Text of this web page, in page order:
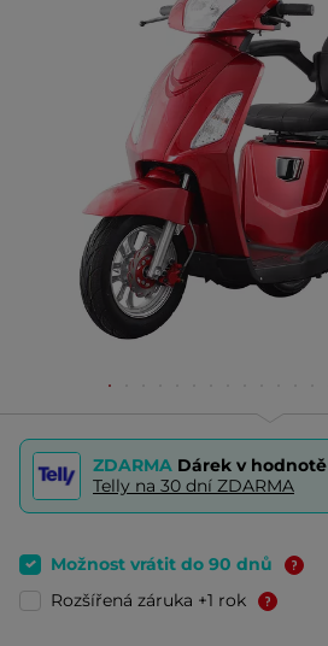
ZDARMA Dárek v hodnotě
Telly na 30 dní ZDARMA
Možnost vrátit do 90 dnů
Rozšířená záruka +1 rok